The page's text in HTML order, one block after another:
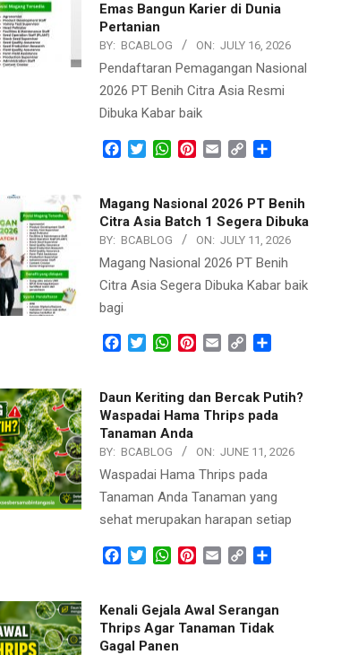
Emas Bangun Karier di Dunia
Pertanian
BY: BCABLOG ON: JULY 16, 2026
Pendaftaran Pemagangan Nasional
2026 PT Benih Citra Asia Resmi
Dibuka Kabar baik
Facebook
TwitterWhatsApp
Pinterest
Email Copy
Magang Nasional 2026 PT Benih
Citra Asia Batch 1 Segera Dibuka
BY: BCABLOG ON: JULY 11, 2026
Magang Nasional 2026 PT Benih
Citra Asia Segera Dibuka Kabar baik
bagi
Facebook
TwitterWhatsApp
Pinterest
Email Copy
Daun Keriting dan Bercak Putih?
Waspadai Hama Thrips pada
Tanaman Anda
BY: BCABLOG ON: JUNE 11, 2026
Waspadai Hama Thrips pada
Tanaman Anda Tanaman yang
sehat merupakan harapan setiap
Facebook
TwitterWhatsApp
Pinterest
Email Copy
Kenali Gejala Awal Serangan
Thrips Agar Tanaman Tidak
Gagal Panen